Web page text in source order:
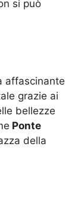
si può
affascinante
grazie ai
bellezze
Ponte
della